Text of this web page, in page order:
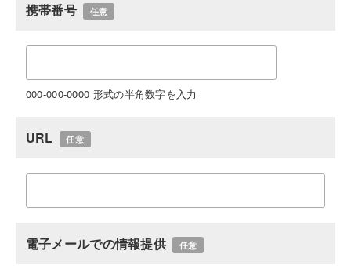
携帯番号 任意
000-000-0000 形式の半角数字を入力
URL 任意
電子メールでの情報提供 任意